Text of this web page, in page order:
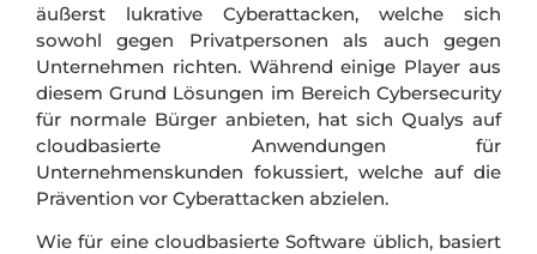
äußerst lukrative Cyberattacken, welche sich
sowohl gegen Privatpersonen als auch gegen
Unternehmen richten. Während einige Player aus
diesem Grund Lösungen im Bereich Cybersecurity
für normale Bürger anbieten, hat sich Qualys auf
cloudbasierte Anwendungen für
Unternehmenskunden fokussiert, welche auf die
Prävention vor Cyberattacken abzielen.
Wie für eine cloudbasierte Software üblich, basiert